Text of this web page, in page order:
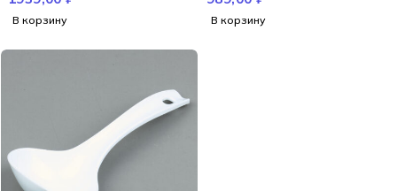
В корзину В корзину